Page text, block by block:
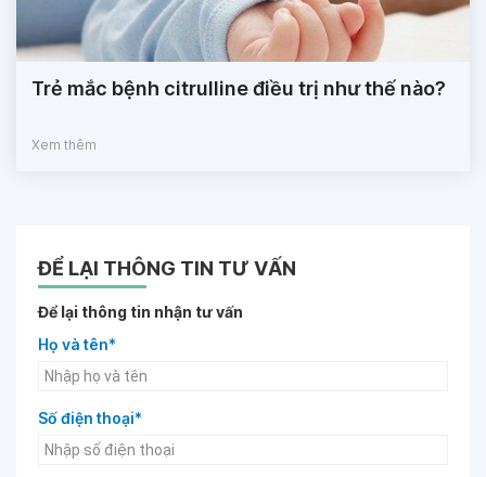
Trẻ mắc bệnh citrulline điều trị như thế nào?
Xem thêm
ĐỂ LẠI THÔNG TIN TƯ VẤN
Để lại thông tin nhận tư vấn
Họ và tên*
Số điện thoại*